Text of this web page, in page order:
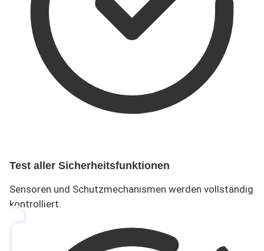
Test aller Sicherheitsfunktionen
Sensoren und Schutzmechanismen werden vollständig
kontrolliert.